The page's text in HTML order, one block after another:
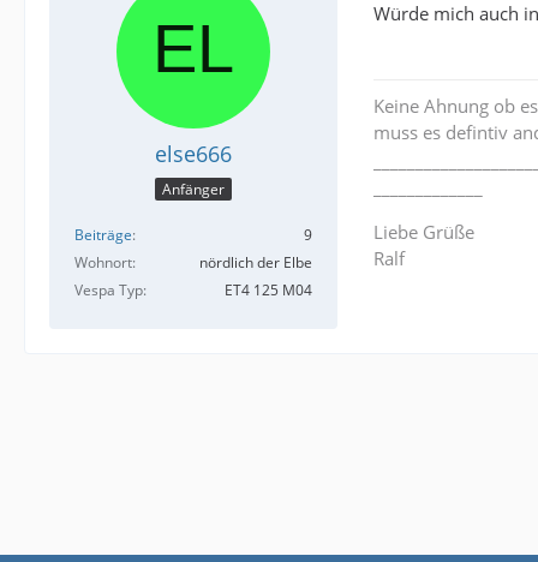
else666
Anfänger
Beiträge
9
Wohnort
nördlich der Elbe
Vespa Typ
ET4 125 M04
Würde mich auch
Keine Ahnung ob
muss es defintiv
Liebe Grüße
Ralf